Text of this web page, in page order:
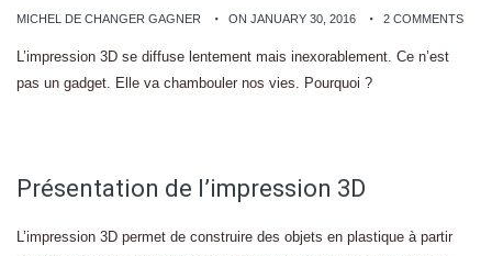
MICHEL DE CHANGER GAGNER ON JANUARY 30, 2016 2 COMMENTS
L’impression 3D se diffuse lentement mais inexorablement. Ce n’est
pas un gadget. Elle va chambouler nos vies. Pourquoi ?
Présentation de l’impression 3D
L’impression 3D permet de construire des objets en plastique à partir